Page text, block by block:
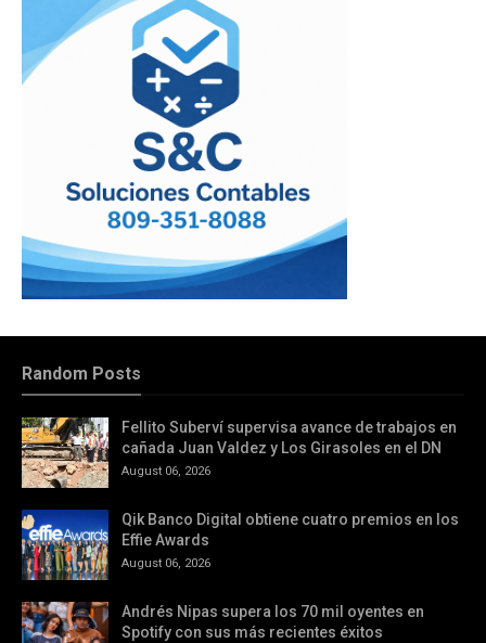
Random Posts
Fellito Suberví supervisa avance de trabajos en
cañada Juan Valdez y Los Girasoles en el DN
August 06, 2026
Qik Banco Digital obtiene cuatro premios en los
Effie Awards
August 06, 2026
Andrés Nipas supera los 70 mil oyentes en
Spotify con sus más recientes éxitos